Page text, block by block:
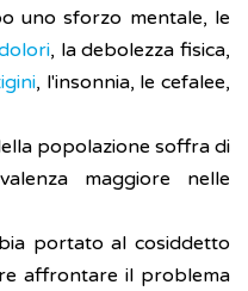
uno sforzo mentale, le
, la debolezza fisica,
, l'insonnia, le cefalee,
popolazione soffra di
maggiore nelle
portato al cosiddetto
affrontare il problema